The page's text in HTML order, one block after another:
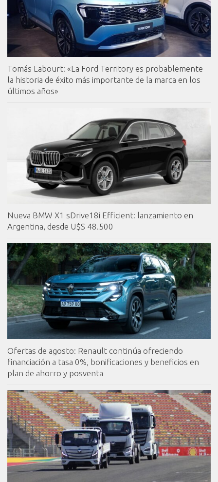
Tomás Labourt: «La Ford Territory es probablemente
la historia de éxito más importante de la marca en los
últimos años»
Nueva BMW X1 sDrive18i Efficient: lanzamiento en
Argentina, desde U$S 48.500
Ofertas de agosto: Renault continúa ofreciendo
financiación a tasa 0%, bonificaciones y beneficios en
plan de ahorro y posventa